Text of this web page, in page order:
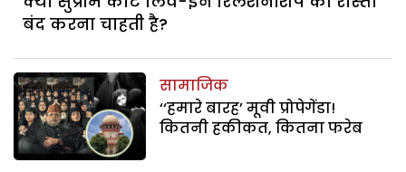
बंद करना चाहती है?
सामाजिक
‘‘हमारे बारह’ मूवी प्रोपेगेंडा!
कितनी हकीकत, कितना फरेब